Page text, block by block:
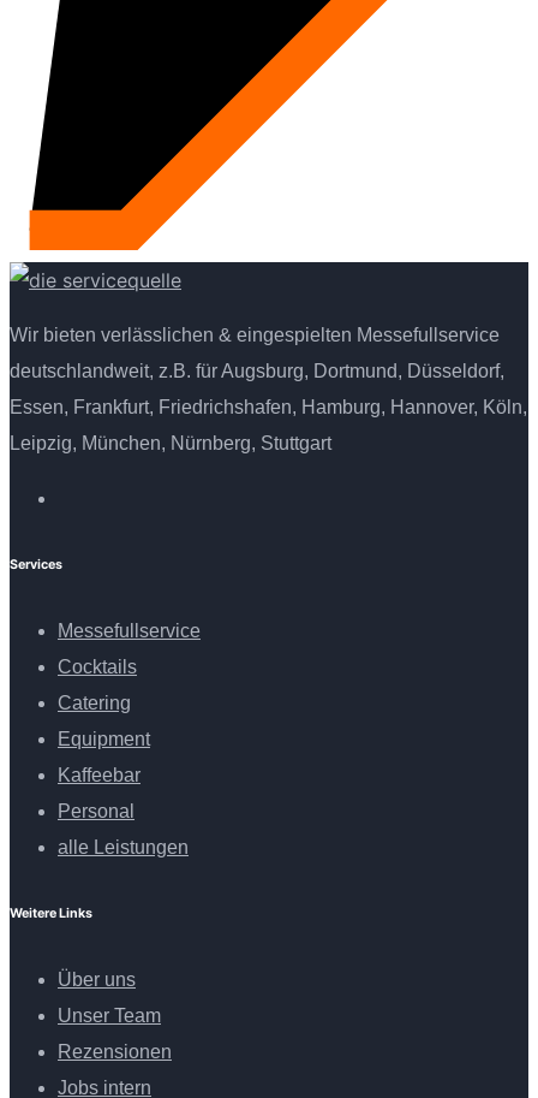
Wir bieten verlässlichen & eingespielten Messefullservice
deutschlandweit, z.B. für Augsburg, Dortmund, Düsseldorf,
Essen, Frankfurt, Friedrichshafen, Hamburg, Hannover, Köln,
Leipzig, München, Nürnberg, Stuttgart
Services
Messefullservice
Cocktails
Catering
Equipment
Kaffeebar
Personal
alle Leistungen
Weitere Links
Über uns
Unser Team
Rezensionen
Jobs intern